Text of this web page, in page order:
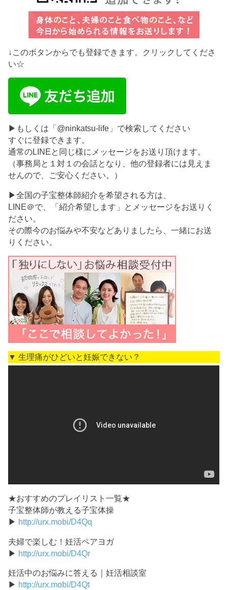
↓このボタンからでも登録できます。クリックしてくださ
い☆
▶もしくは「@ninkatsu-life」で検索してください
すぐに登録できます。
通常のLINEと同じ様にメッセージをお送り頂けます。
（事務局と１対１の会話となり、他の登録者には見えま
せんので、ご安心ください。）
▶全国の子宝整体師紹介を希望される方は、
LINE＠で、「紹介希望します」とメッセージをお送りく
ださい。
その際今のお悩みや不安などありましたら、一緒にお送
りください。
▼ 生理痛がひどいと妊娠できない？
★おすすめのプレイリスト一覧★
子宝整体師が教える子宝体操
▶ http://urx.mobi/D4Qq
夫婦で楽しむ！妊活ペアヨガ
▶ http://urx.mobi/D4Qr
妊活中のお悩みに答える｜妊活相談室
▶ http://urx.mobi/D4Qt